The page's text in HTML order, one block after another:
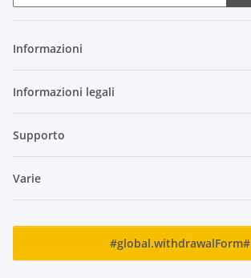
Informazioni
Informazioni legali
Supporto
Varie
#global.withdrawalForm#